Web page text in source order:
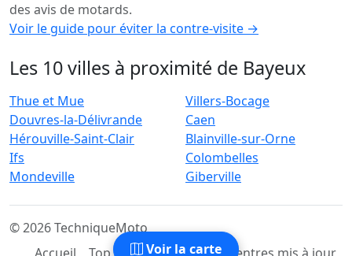
Voir la carte
des avis de motards.
Voir le guide pour éviter la contre-visite →
Les 10 villes à proximité de Bayeux
Thue et Mue
Villers-Bocage
Douvres-la-Délivrande
Caen
Hérouville-Saint-Clair
Blainville-sur-Orne
Ifs
Colombelles
Mondeville
Giberville
© 2026 TechniqueMoto